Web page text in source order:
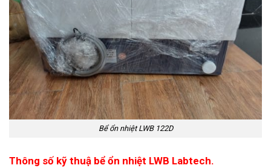
Bể ổn nhiệt LWB 122D
Thông số kỹ thuậ bể ổn nhiệt LWB Labtech.